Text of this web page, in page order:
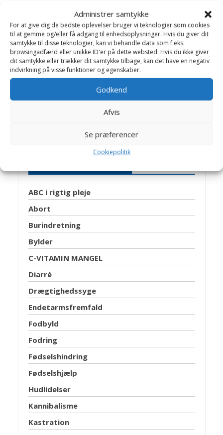
Administrer samtykke
For at give dig de bedste oplevelser bruger vi teknologier som cookies
til at gemme og/eller få adgang til enhedsoplysninger. Hvis du giver dit
samtykke til disse teknologier, kan vi behandle data som f.eks.
browsingadfærd eller unikke ID'er på dette websted. Hvis du ikke giver
dit samtykke eller trækker dit samtykke tilbage, kan det have en negativ
indvirkning på visse funktioner og egenskaber.
Godkend
Afvis
Se præferencer
Cookiepolitik
Birthe Valling & Jens
Bakkegaard
Dyrlæge Birthe Valling: Til dagligt
arbejder Birthe sammen med dygtige
kolleger på Helsinge Dyreklinik.
Jens Bakkegaard: Dyrlæge og leder af
Hillerød Dyrehospital og Helsinge
Hestehospital. En travl hverdag med
mange spændende opgaver, -som
ABC i rigtig pleje
Abort
Burindretning
Bylder
C-VITAMIN MANGEL
Diarré
Drægtighedssyge
Endetarmsfremfald
Fodbyld
Fodring
Fødselshindring
Fødselshjælp
Hudlidelser
Kannibalisme
Kastration